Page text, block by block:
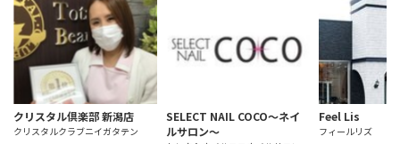
クリスタル倶楽部 新潟店
クリスタルクラブニイガタテン
SELECT NAIL COCO～ネイ
ルサロン～
Feel Lis
フィールリズ